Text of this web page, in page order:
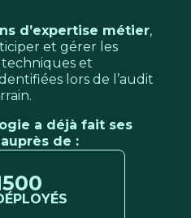
d’expertise métier,
et gérer les
et
lors de l’audit
a déjà fait ses
de :